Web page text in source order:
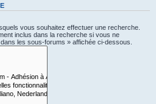
vous souhaitez effectuer une recherche.
inclus dans la recherche si vous ne
les sous-forums » affichée ci-dessous.